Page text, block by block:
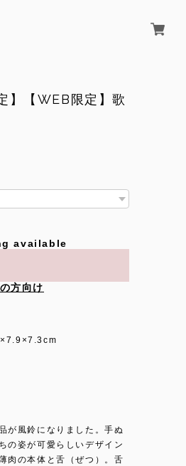
】【WEB限定】歌
available
方向け
が風鈴になりました。手ぬ
の姿が可愛らしいデザイン
肉の本体と舌（ぜつ）。舌